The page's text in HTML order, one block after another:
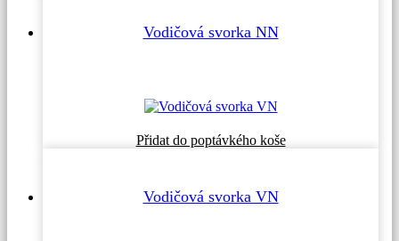
Vodičová svorka NN
Přidat do poptávkého koše
Vodičová svorka VN